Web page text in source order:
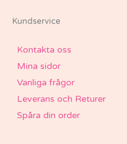
Kundservice
Kontakta oss
Mina sidor
Vanliga frågor
Leverans och Returer
Spåra din order